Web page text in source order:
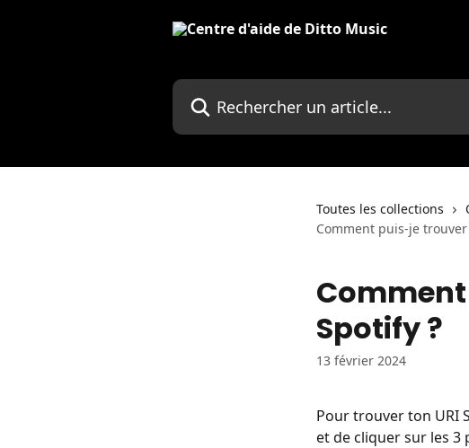
Rechercher un article...
Toutes les collections
Comment puis-je
Spotify ?
13 février 2024
Pour trouver ton URI
et de cliquer sur les